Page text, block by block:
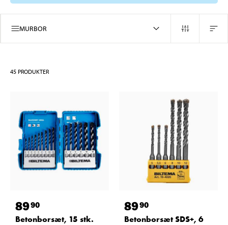
MURBOR
45 PRODUKTER
8990
Betonborsæt, 15 stk.
8990
Betonborsæt SDS+, 6